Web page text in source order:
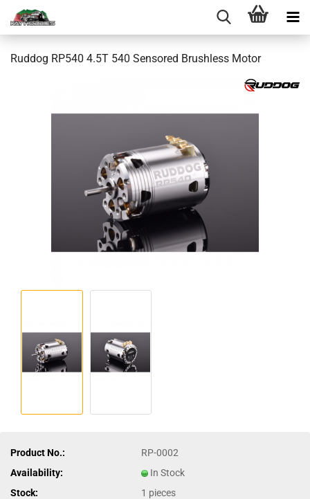
Ruddog RP540 4.5T 540 Sensored Brushless Motor
Product No.:
RP-0002
Availability:
In Stock
Stock:
1 pieces